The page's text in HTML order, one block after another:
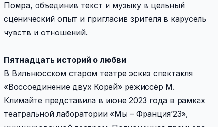
Помра, объединив текст и музыку в цельный
сценический опыт и пригласив зрителя в карусель
чувств и отношений.
Пятнадцать историй о любви
В Вильнюсском старом театре эскиз спектакля
«Воссоединение двух Корей» режиссёр М.
Климайте представила в июне 2023 года в рамках
театральной лаборатории «Мы – Франция’23»,